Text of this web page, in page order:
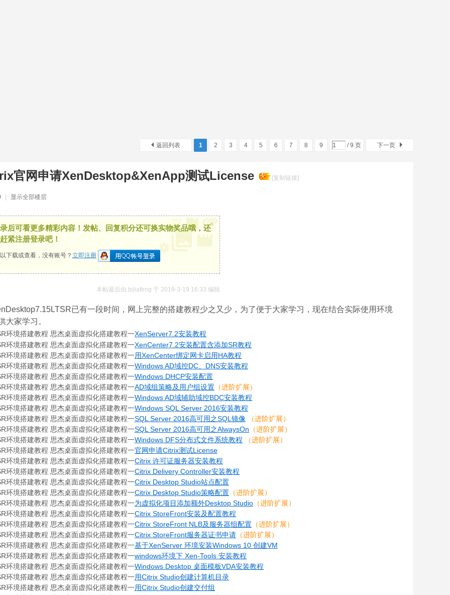
1 2 3 4 5 6 7 8 9 / 9 页 下一页
返回列表
官网申请XenDesktop&XenApp测试License [复制链接]
显示全部楼层
后可看更多精彩内容！发帖、回复积分还可换实物奖品哦，还
紧注册登录吧！
下载或查看，没有账号？ 立即注册
×
本帖最后由 bijiafeng 于 2019-3-19 16:33 编辑
已有一段时间，网上完整的搭建教程少之又少，为了便于大家学习，现在结合实际使用环境
大家学习。
环境搭建教程 思杰桌面虚拟化搭建教程一XenServer7.2安装教程
环境搭建教程 思杰桌面虚拟化搭建教程一XenCenter7.2安装配置含添加SR教程
环境搭建教程 思杰桌面虚拟化搭建教程一用XenCenter绑定网卡启用HA教程
环境搭建教程 思杰桌面虚拟化搭建教程一Windows AD域控DC、DNS安装教程
环境搭建教程 思杰桌面虚拟化搭建教程一Windows DHCP安装配置
环境搭建教程 思杰桌面虚拟化搭建教程一AD域组策略及用户组设置 （进阶扩展）
环境搭建教程 思杰桌面虚拟化搭建教程一Windows AD域辅助域控BDC安装教程
环境搭建教程 思杰桌面虚拟化搭建教程一Windows SQL Server 2016安装教程
环境搭建教程 思杰桌面虚拟化搭建教程一SQL Server 2016高可用之SQL镜像
（进阶扩展）
环境搭建教程 思杰桌面虚拟化搭建教程一SQL Server 2016高可用之AlwaysOn （进阶扩展）
环境搭建教程 思杰桌面虚拟化搭建教程一Windows DFS分布式文件系统教程
（进阶扩展）
环境搭建教程 思杰桌面虚拟化搭建教程一官网申请Citrix测试License
环境搭建教程 思杰桌面虚拟化搭建教程一Citrix 许可证服务器安装教程
环境搭建教程 思杰桌面虚拟化搭建教程一Citrix Delivery Controller安装教程
环境搭建教程 思杰桌面虚拟化搭建教程一Citrix Desktop Studio站点配置
环境搭建教程 思杰桌面虚拟化搭建教程一Citrix Desktop Studio策略配置 （进阶扩展）
环境搭建教程 思杰桌面虚拟化搭建教程一为虚拟化项目添加额外Desktop Studio （进阶扩展）
环境搭建教程 思杰桌面虚拟化搭建教程一Citrix StoreFront安装及配置教程
环境搭建教程 思杰桌面虚拟化搭建教程一Citrix StoreFront NLB及服务器组配置 （进阶扩展）
环境搭建教程 思杰桌面虚拟化搭建教程一Citrix StoreFront服务器证书申请 （进阶扩展）
环境搭建教程 思杰桌面虚拟化搭建教程一基于XenServer 环境安装Windows 10 创建VM
环境搭建教程 思杰桌面虚拟化搭建教程一windows环境下 Xen-Tools 安装教程
环境搭建教程 思杰桌面虚拟化搭建教程一Windows Desktop 桌面模板VDA安装教程
环境搭建教程 思杰桌面虚拟化搭建教程一用Citrix Studio创建计算机目录
环境搭建教程 思杰桌面虚拟化搭建教程一用Citrix Studio创建交付组